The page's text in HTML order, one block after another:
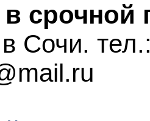
срочной
в Сочи.